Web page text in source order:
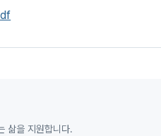
삶을 지원합니다.